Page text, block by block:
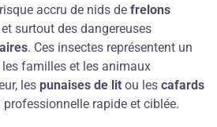
accru de nids de frelons
et surtout des dangereuses
. Ces insectes représentent un
familles et les animaux
les punaises de lit ou les cafards
rapide et ciblée.